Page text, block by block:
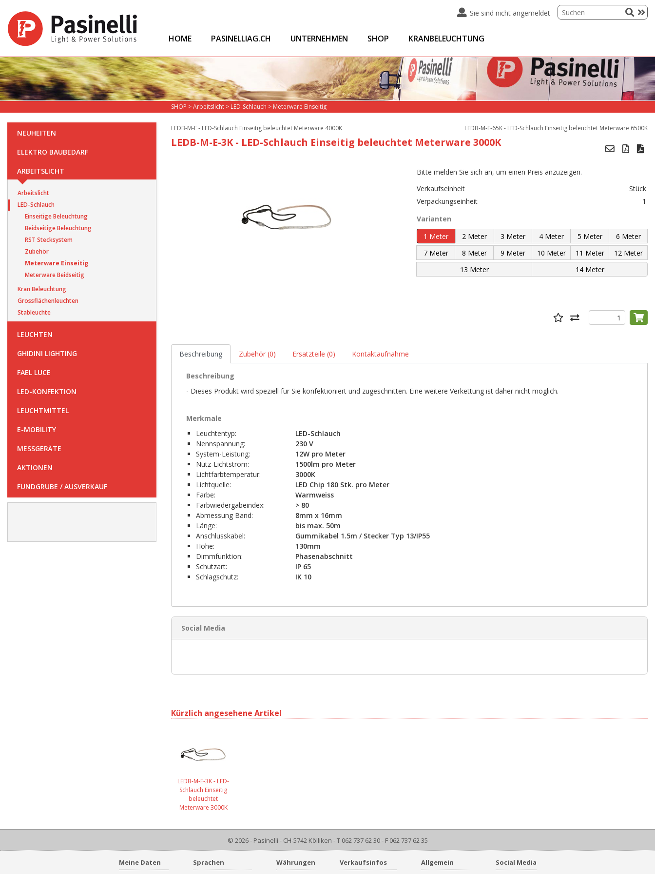
Sie sind nicht angemeldet
HOME PASINELLIAG.CH UNTERNEHMEN SHOP KRANBELEUCHTUNG
NEUHEITEN
ELEKTRO BAUBEDARF
ARBEITSLICHT
Arbeitslicht
LED-Schlauch
Einseitige Beleuchtung
Beidseitige Beleuchtung
RST Stecksystem
Zubehör
Meterware Einseitig
Meterware Beidseitig
Kran Beleuchtung
Grossflächenleuchten
Stableuchte
LEUCHTEN
GHIDINI LIGHTING
FAEL LUCE
LED-KONFEKTION
LEUCHTMITTEL
E-MOBILITY
MESSGERÄTE
AKTIONEN
FUNDGRUBE / AUSVERKAUF
SHOP >Arbeitslicht > LED-Schlauch > Meterware Einseitig
LEDB-M-E - LED-Schlauch Einseitig beleuchtet Meterware 4000K LEDB-M-E-65K - LED-Schlauch Einseitig beleuchtet Meterware 6500K
LEDB-M-E-3K - LED-Schlauch Einseitig beleuchtet Meterware 3000K  
Bitte melden Sie sich an, um einen Preis anzuzeigen.
Verkaufseinheit
Stück
Verpackungseinheit
1
Varianten
Beschreibung Zubehör (0) Ersatzteile (0) Kontaktaufnahme
Beschreibung
- Dieses Produkt wird speziell für Sie konfektioniert und zugeschnitten. Eine weitere Verkettung ist daher nicht möglich.
Merkmale
Leuchtentyp:
LED-Schlauch
Nennspannung:
230 V
System-Leistung:
12W pro Meter
Nutz-Lichtstrom:
1500lm pro Meter
Lichtfarbtemperatur:
3000K
Lichtquelle:
LED Chip 180 Stk. pro Meter
Farbe:
Warmweiss
Farbwiedergabeindex:
> 80
Abmessung Band:
8mm x 16mm
Länge:
bis max. 50m
Anschlusskabel:
Gummikabel 1.5m / Stecker Typ 13/IP55
Höhe:
130mm
Dimmfunktion:
Phasenabschnitt
Schutzart:
IP 65
Schlagschutz:
IK 10
Social Media
Kürzlich angesehene Artikel
LEDB-M-E-3K - LED-
Schlauch Einseitig
beleuchtet
Meterware 3000K
© 2026 - Pasinelli - CH-5742 Kölliken - T 062 737 62 30 - F 062 737 62 35
Meine Daten
Sprachen
Währungen
Verkaufsinfos
Allgemein
Social Media